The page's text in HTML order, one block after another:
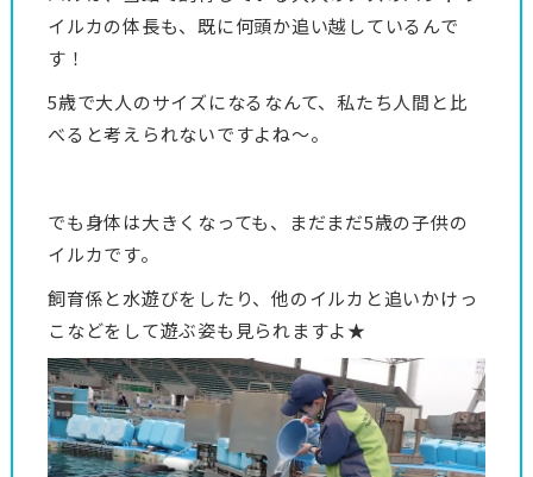
イルカの体長も、既に何頭か追い越しているんで
す！
5歳で大人のサイズになるなんて、私たち人間と比
べると考えられないですよね～。
でも身体は大きくなっても、まだまだ5歳の子供の
イルカです。
飼育係と水遊びをしたり、他のイルカと追いかけっ
こなどをして遊ぶ姿も見られますよ★